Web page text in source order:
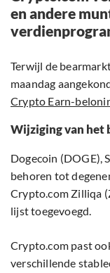
en andere
Terwijl de
maandag
Crypto Earn-
Wijziging van het
Dogecoin (DOGE),
behoren tot
Crypto.com Zilliqa
lijst toegevoegd.
Crypto.com past
verschillende